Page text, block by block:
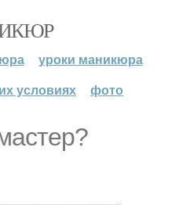
уроки маникюра
условиях
фото